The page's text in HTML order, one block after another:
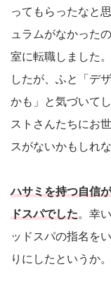
ってもらったなと
ュラムがなかった
室に転職しました
したが、ふと「デ
かも」と気づいて
ストさんたちにお
スがないかもしれ
ハサミを持つ自信
ドスパでした。幸
ッドスパの指名を
りにしたというか。